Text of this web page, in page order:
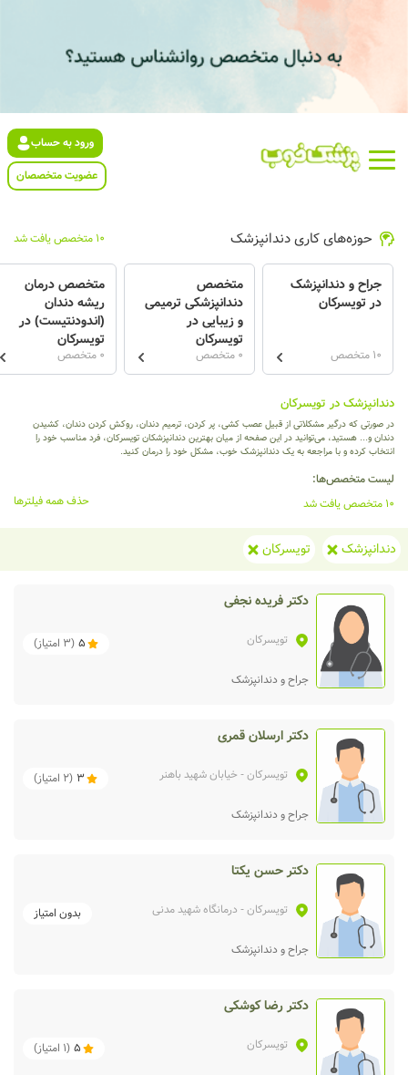
ورود به حساب
عضویت متخصصان
حوزه‌های کاری دندانپزشک 10 متخصص یافت شد
جراح و دندانپزشک
در تویسرکان
10 متخصص
متخصص
دندانپزشکی ترمیمی
و زیبایی در
تویسرکان
0 متخصص
متخصص درمان
ریشه دندان
(اندودنتیست) در
تویسرکان
0 متخصص
دندانپزشک در تویسرکان
در صورتی که درگیر مشکلاتی از قبیل عصب کشی، پر کردن، ترمیم دندان، روکش کردن دندان، کشیدن
دندان و... هستید، می‌توانید در این صفحه از میان بهترین دندانپزشکان تویسرکان، فرد مناسب خود را
انتخاب کرده و با مراجعه به یک دندانپزشک خوب، مشکل خود را درمان کنید.
لیست متخصص‌ها:
10 متخصص یافت شد
حذف همه فیلترها
دندانپزشک تویسرکان
دکتر فریده نجفی
تویسرکان 5
(
3 امتیاز)
جراح و دندانپزشک
دکتر ارسلان قمری
تویسرکان- خیابان شهید باهنر 3
(
2 امتیاز)
جراح و دندانپزشک
دکتر حسن یکتا
تویسرکان- درمانگاه شهید مدنی بدون امتیاز
جراح و دندانپزشک
دکتر رضا کوشکی
تویسرکان 5
(
1 امتیاز)